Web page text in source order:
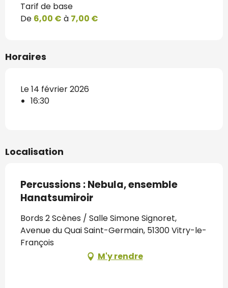
Tarif de base
De 6,00 € à 7,00 €
Horaires
Le 14 février 2026
16:30
Localisation
Percussions : Nebula, ensemble
Hanatsumiroir
Bords 2 Scènes / Salle Simone Signoret,
Avenue du Quai Saint-Germain, 51300 Vitry-le-
François
M'y rendre